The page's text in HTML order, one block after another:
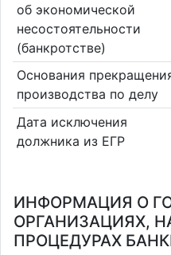
об экономической
несостоятельности
(банкротстве)
Основания
производства по делу
Дата исключения
должника из ЕГР
ИНФОРМАЦИЯ О
ОРГАНИЗАЦИЯХ,
ПРОЦЕДУРАХ